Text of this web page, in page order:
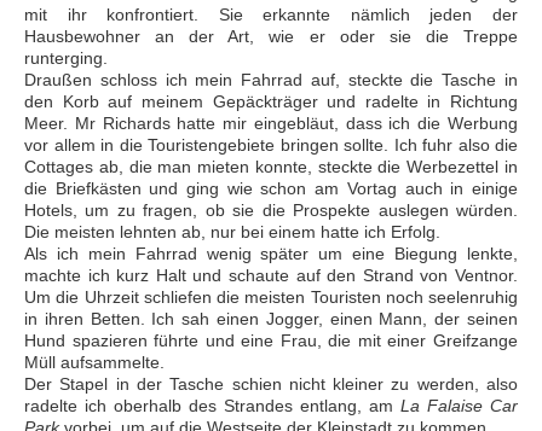
mit ihr konfrontiert. Sie erkannte nämlich jeden der
Hausbewohner an der Art, wie er oder sie die Treppe
runterging.
Draußen schloss ich mein Fahrrad auf, steckte die Tasche in
den Korb auf meinem Gepäckträger und radelte in Richtung
Meer. Mr Richards hatte mir eingebläut, dass ich die Werbung
vor allem in die Touristengebiete bringen sollte. Ich fuhr also die
Cottages ab, die man mieten konnte, steckte die Werbezettel in
die Briefkästen und ging wie schon am Vortag auch in einige
Hotels, um zu fragen, ob sie die Prospekte auslegen würden.
Die meisten lehnten ab, nur bei einem hatte ich Erfolg.
Als ich mein Fahrrad wenig später um eine Biegung lenkte,
machte ich kurz Halt und schaute auf den Strand von Ventnor.
Um die Uhrzeit schliefen die meisten Touristen noch seelenruhig
in ihren Betten. Ich sah einen Jogger, einen Mann, der seinen
Hund spazieren führte und eine Frau, die mit einer Greifzange
Müll aufsammelte.
Der Stapel in der Tasche schien nicht kleiner zu werden, also
radelte ich oberhalb des Strandes entlang, am La Falaise Car